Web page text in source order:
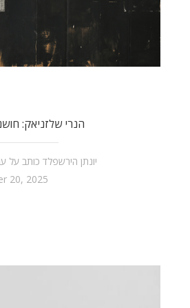
הנרי שלזניאק:
יונתן הירשפלד כותב על
20, 2025